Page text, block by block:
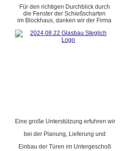
Für den richtigen Durchblick durch
die Fenster der Schießscharten
im Blockhaus, danken wir der Firma
Eine große Unterstützung erfuhren wir
bei der Planung, Lieferung und
Einbau der Türen im Untergeschoß